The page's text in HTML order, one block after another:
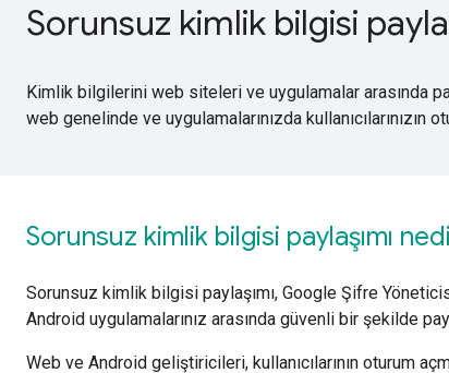
Sorunsuz kimlik bilgisi
Kimlik bilgilerini web siteleri ve uygulamalar arasında
web genelinde ve uygulamalarınızda kullanıcılarınızın
Sorunsuz kimlik bilgisi paylaşımı
Sorunsuz kimlik bilgisi paylaşımı, Google Şifre
Android uygulamalarınız arasında güvenli bir şekilde
Web ve Android geliştiricileri, kullanıcılarının oturum